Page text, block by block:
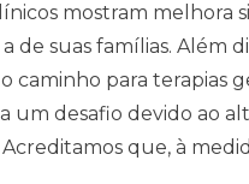
mostram melhora
suas famílias. Além
caminho para terapias
um desafio devido ao
que, à